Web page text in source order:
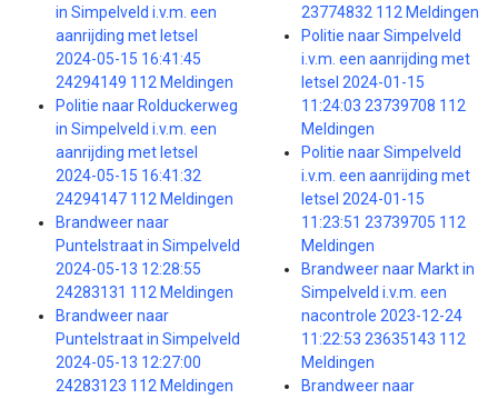
in Simpelveld i.v.m. een
aanrijding met letsel
2024-05-15 16:41:45
24294149 112 Meldingen
Politie naar Rolduckerweg
in Simpelveld i.v.m. een
aanrijding met letsel
2024-05-15 16:41:32
24294147 112 Meldingen
Brandweer naar
Puntelstraat in Simpelveld
2024-05-13 12:28:55
24283131 112 Meldingen
Brandweer naar
Puntelstraat in Simpelveld
2024-05-13 12:27:00
24283123 112 Meldingen
23774832 112 Meldingen
Politie naar Simpelveld
i.v.m. een aanrijding met
letsel 2024-01-15
11:24:03 23739708 112
Meldingen
Politie naar Simpelveld
i.v.m. een aanrijding met
letsel 2024-01-15
11:23:51 23739705 112
Meldingen
Brandweer naar Markt in
Simpelveld i.v.m. een
nacontrole 2023-12-24
11:22:53 23635143 112
Meldingen
Brandweer naar